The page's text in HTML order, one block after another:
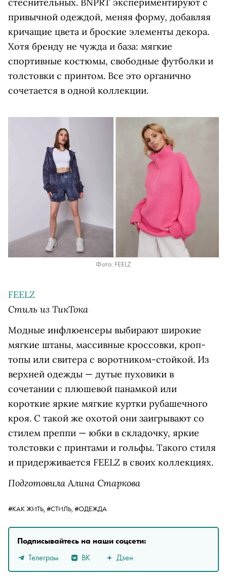
привычной одеждой, меняя форму, добавляя
кричащие цвета и броские элементы декора.
Хотя бренду не чужда и база: мягкие
спортивные костюмы, свободные футболки и
толстовки с принтом. Все это органично
сочетается в одной коллекции.
Фото: FEELZ
FEELZ
Стиль из ТикТока
Модные инфлюенсеры выбирают широкие
мягкие штаны, массивные кроссовки, кроп-
топы или свитера с воротником-стойкой. Из
верхней одежды — дутые пуховики в
сочетании с плюшевой панамкой или
короткие яркие мягкие куртки рубашечного
кроя. С такой же охотой они заигрывают со
стилем преппи — юбки в складочку, яркие
толстовки с принтами и гольфы. Такого стиля
и придерживается FEELZ в своих коллекциях.
Подготовила Алина Старкова
#КАК ЖИТЬ, #СТИЛЬ, #ОДЕЖДА
Подписывайтесь на наши соцсети:
Телеграм
ВК Дзен